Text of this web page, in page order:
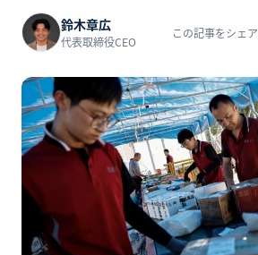
鈴木章広
代表取締役CEO
この記事をシェア